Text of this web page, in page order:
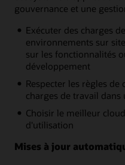
gouvernance et une
Exécuter des charges
environnements sur
sur les fonctionnalités
développement
Respecter les règles
charges de travail
Choisir le meilleur
d'utilisation
Mises à jour